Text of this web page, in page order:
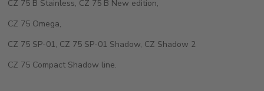
CZ 75 B Stainless, CZ 75 B New edition,
CZ 75 Omega,
CZ 75 SP-01, CZ 75 SP-01 Shadow, CZ Shadow 2
CZ 75 Compact Shadow line.